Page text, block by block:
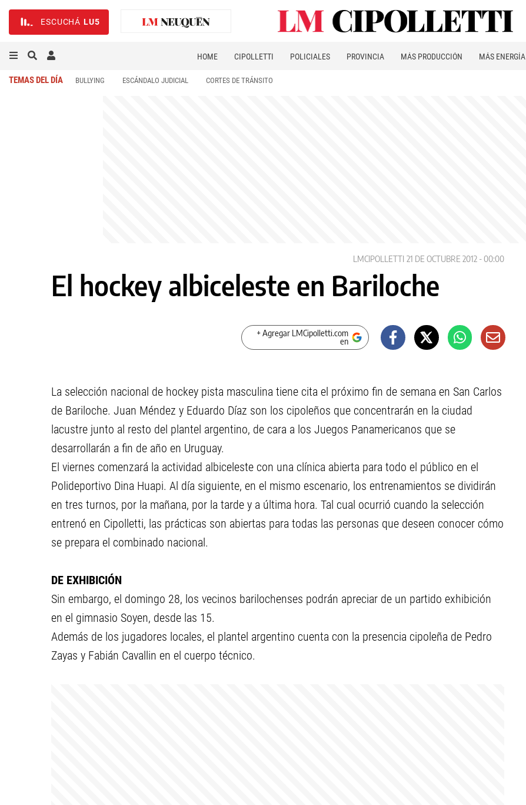
ESCUCHÁ LU5
HOME CIPOLLETTI POLICIALES PROVINCIA MÁS PRODUCCIÓN MÁS ENERGÍA
TEMAS DEL DÍA BULLYING ESCÁNDALO JUDICIAL CORTES DE TRÁNSITO
LMCIPOLLETTI 21 DE OCTUBRE 2012 - 00:00
El hockey albiceleste en Bariloche
+ Agregar LMCipolletti.com
en
La selección nacional de hockey pista masculina tiene cita el próximo fin de semana en San Carlos
de Bariloche. Juan Méndez y Eduardo Díaz son los cipoleños que concentrarán en la ciudad
lacustre junto al resto del plantel argentino, de cara a los Juegos Panamericanos que se
desarrollarán a fin de año en Uruguay.
El viernes comenzará la actividad albiceleste con una clínica abierta para todo el público en el
Polideportivo Dina Huapi. Al día siguiente, en el mismo escenario, los entrenamientos se dividirán
en tres turnos, por la mañana, por la tarde y a última hora. Tal cual ocurrió cuando la selección
entrenó en Cipolletti, las prácticas son abiertas para todas las personas que deseen conocer cómo
se prepara el combinado nacional.
DE EXHIBICIÓN
Sin embargo, el domingo 28, los vecinos barilochenses podrán apreciar de un partido exhibición
en el gimnasio Soyen, desde las 15.
Además de los jugadores locales, el plantel argentino cuenta con la presencia cipoleña de Pedro
Zayas y Fabián Cavallin en el cuerpo técnico.